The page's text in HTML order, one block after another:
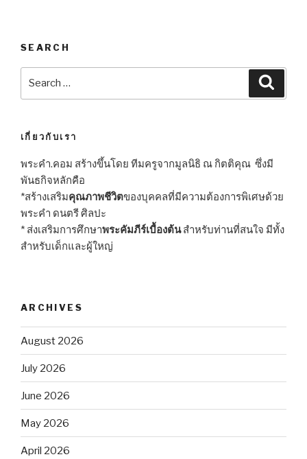
SEARCH
เกี่ยวกับเรา
พระคำ.คอม สร้างขึ้นโดย ทีมครูจากมูลนิธิ ณ กิตติคุณ ซึ่งมี
พันธกิจหลักคือ
*สร้างเสริมคุณภาพชีวิตของบุคคลที่มีความต้องการพิเศษด้วย
พระคำ ดนตรี ศิลปะ
* ส่งเสริมการศึกษาพระคัมภีร์เบื้องต้นสำหรับท่านที่สนใจ มีทั้ง
สำหรับเด็กและผู้ใหญ่
ARCHIVES
August 2026
July 2026
June 2026
May 2026
April 2026